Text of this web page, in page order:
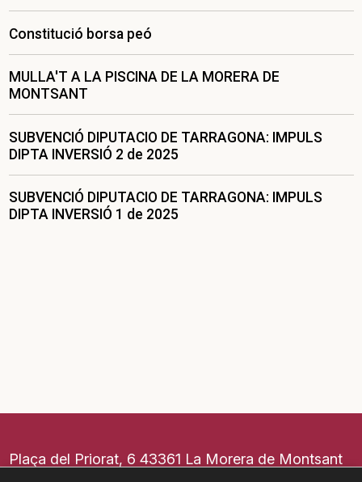
Constitució borsa peó
MULLA'T A LA PISCINA DE LA MORERA DE
MONTSANT
SUBVENCIÓ DIPUTACIO DE TARRAGONA: IMPULS
DIPTA INVERSIÓ 2 de 2025
SUBVENCIÓ DIPUTACIO DE TARRAGONA: IMPULS
DIPTA INVERSIÓ 1 de 2025
Plaça del Priorat, 6 43361 La Morera de Montsant